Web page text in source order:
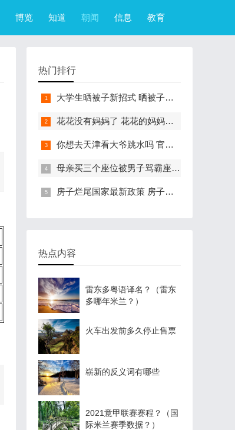
博览 知道 朝闻 信息 教育
热门排行
大学生晒被子新招式 晒被子新花样实在太机智
花花没有妈妈了 花花的妈妈是哪只大熊猫
你想去天津看大爷跳水吗 官方回应天津大爷跳水成打卡点
母亲买三个座位被男子骂霸座 女子买3个座位被无座大爷骂哭怎么回事
房子烂尾国家最新政策 房子烂尾了该找哪个部门解决?
热点内容
雷东多粤语译名？（雷东
多哪年米兰？）
火车出发前多久停止售票
崭新的反义词有哪些
2021意甲联赛赛程？（国
际米兰赛季数据？）